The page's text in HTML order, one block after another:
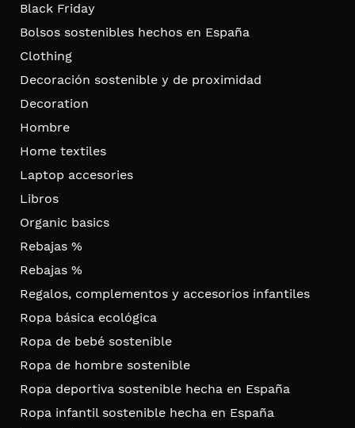
Black Friday
Bolsos sostenibles hechos en España
Clothing
Decoración sostenible y de proximidad
Decoration
Hombre
Home textiles
Laptop accesories
Libros
Organic basics
Rebajas %
Rebajas %
Regalos, complementos y accesorios infantiles
Ropa básica ecológica
Ropa de bebé sostenible
Ropa de hombre sostenible
Ropa deportiva sostenible hecha en España
Ropa infantil sostenible hecha en España